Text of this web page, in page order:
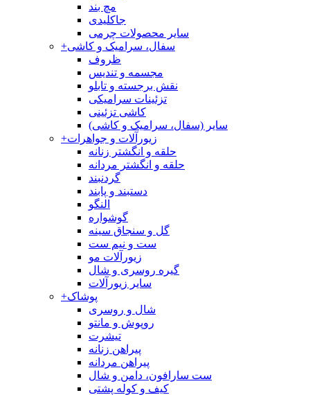
مچ بند
جاکلیدی
سایر محصولات چرمی
+سفال، سرامیک و کاشی
ظروف
مجسمه و تندیس
نقش برجسته و تابلو
تزئینات سرامیکی
کاشی تزئینی
سایر (سفال، سرامیک و کاشی)
+زیورآلات و جواهرات
حلقه و انگشتر زنانه
حلقه و انگشتر مردانه
گردنبند
دستبند و پابند
النگو
گوشواره
گل و سنجاق سینه
ست و نیم ست
زیورآلات مو
گیره روسری و شال
سایر زیورآلات
+پوشاک
شال و روسری
روپوش و مانتو
تیشرت
پیراهن زنانه
پیراهن مردانه
ست سارافون، دامن و شال
کیف و کوله پشتی